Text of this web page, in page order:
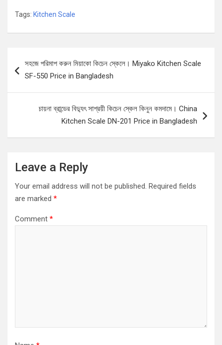
Tags: Kitchen Scale
navigation
সহজে পরিমাপ করুন মিয়াকো কিচেন স্কেলে। Miyako Kitchen Scale
SF-550 Price in Bangladesh
চায়না ব্রান্ডের বিদ্যুৎ সাশ্রয়ী কিচেন স্কেল কিনুন কমদামে। China
Kitchen Scale DN-201 Price in Bangladesh
Leave a Reply
Your email address will not be published. Required fields
are marked *
Comment *